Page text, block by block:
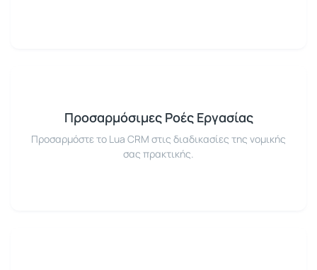
Προσαρμόσιμες Ροές Εργασίας
Προσαρμόστε το Lua CRM στις διαδικασίες της νομικής
σας πρακτικής.